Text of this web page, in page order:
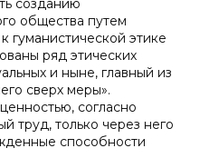
созданию
общества путем
этике
ряд этических
и ныне, главный из
сверх меры».
согласно
труд, только через него
способности